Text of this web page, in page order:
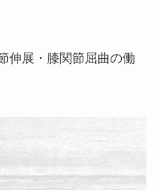
伸展・膝関節屈曲の働